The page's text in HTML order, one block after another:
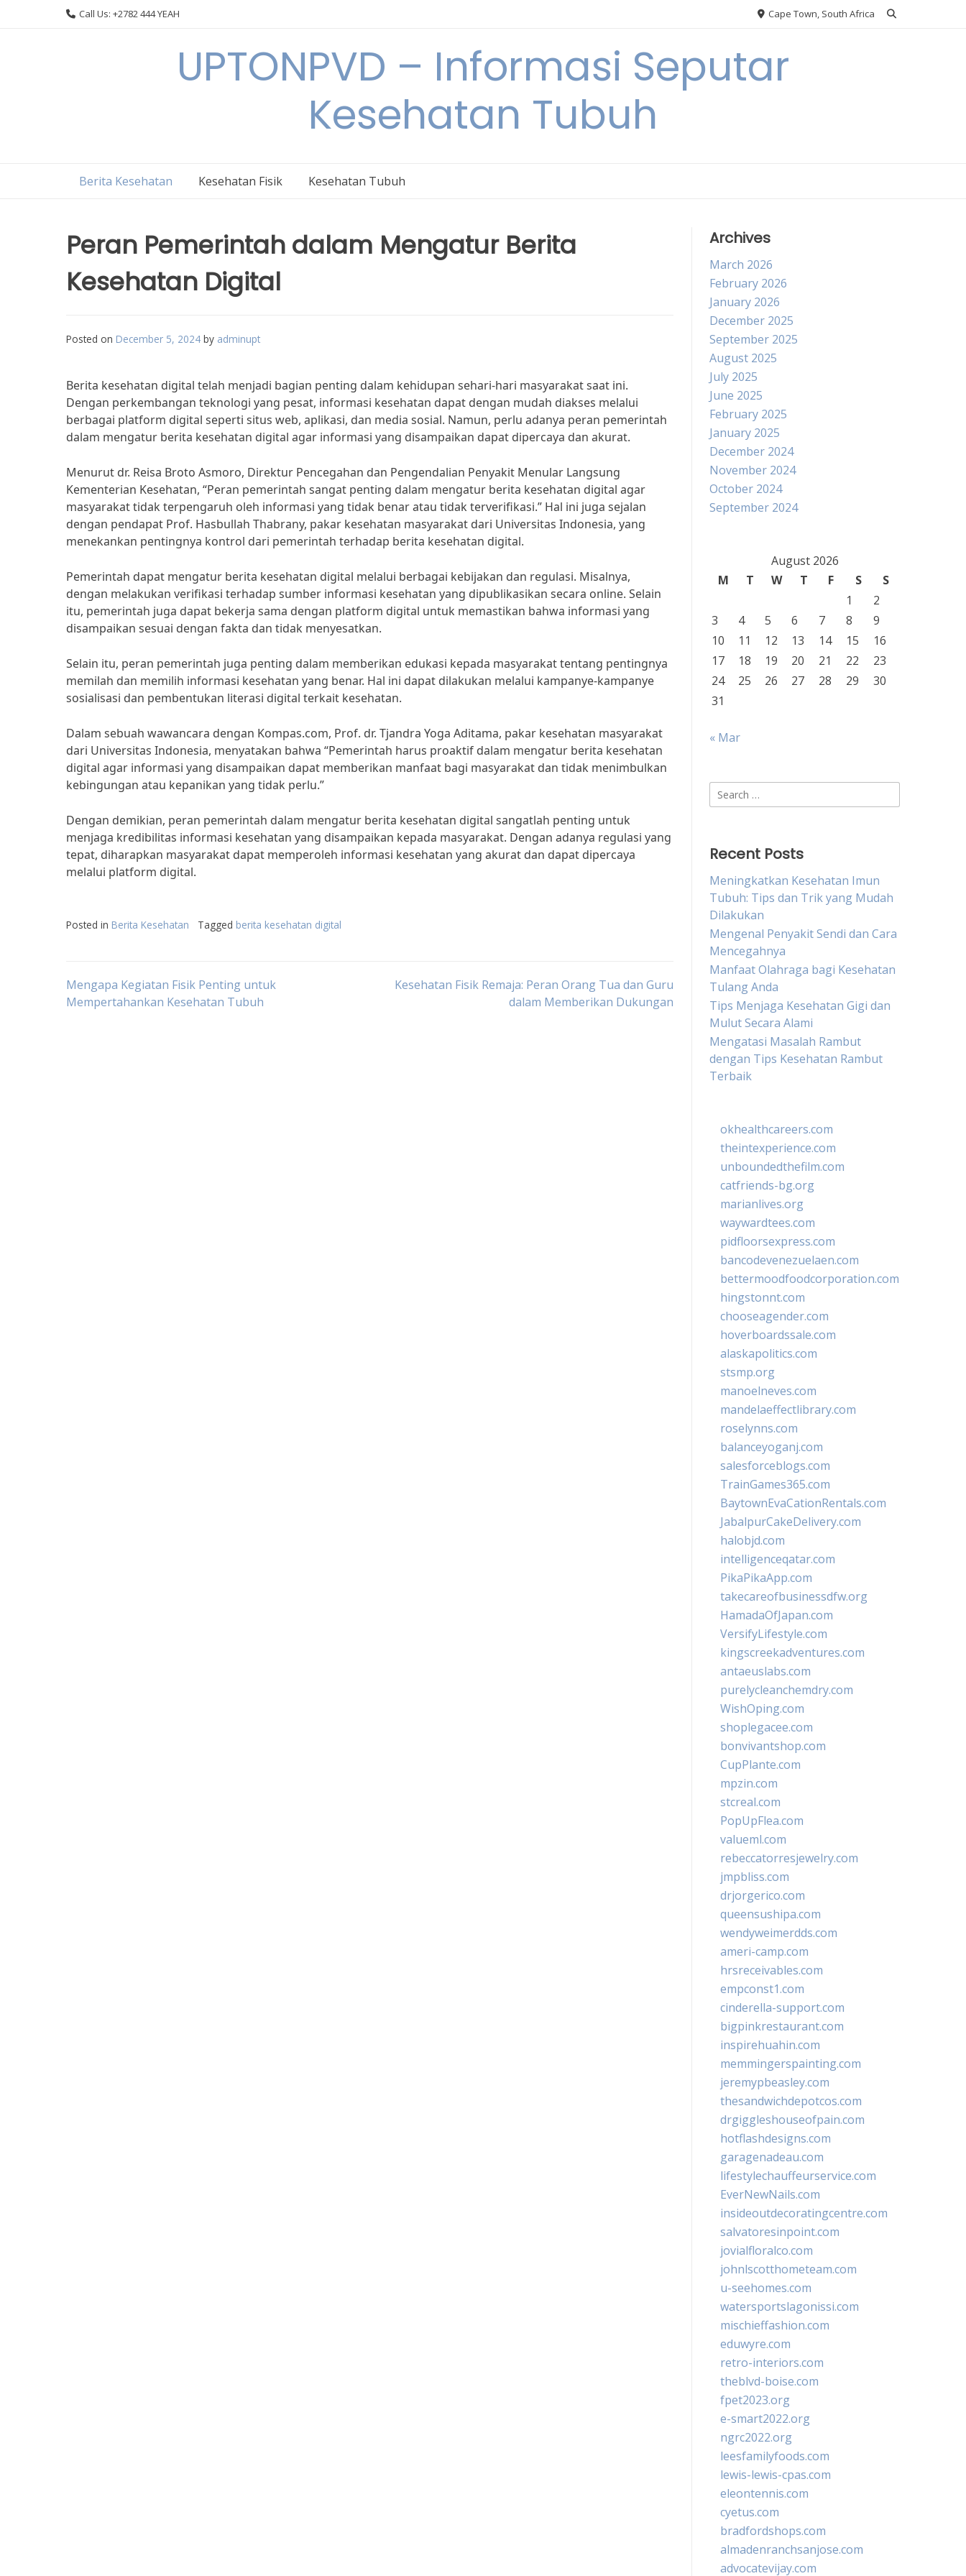
Call Us: +2782 444 YEAH Cape Town, South Africa
UPTONPVD – Informasi Seputar
Kesehatan Tubuh
Berita Kesehatan Kesehatan Fisik Kesehatan Tubuh
Peran Pemerintah dalam Mengatur Berita
Kesehatan Digital
Posted on December 5, 2024 by adminupt
Berita kesehatan digital telah menjadi bagian penting dalam kehidupan sehari-hari masyarakat saat ini.
Dengan perkembangan teknologi yang pesat, informasi kesehatan dapat dengan mudah diakses melalui
berbagai platform digital seperti situs web, aplikasi, dan media sosial. Namun, perlu adanya peran pemerintah
dalam mengatur berita kesehatan digital agar informasi yang disampaikan dapat dipercaya dan akurat.
Menurut dr. Reisa Broto Asmoro, Direktur Pencegahan dan Pengendalian Penyakit Menular Langsung
Kementerian Kesehatan, “Peran pemerintah sangat penting dalam mengatur berita kesehatan digital agar
masyarakat tidak terpengaruh oleh informasi yang tidak benar atau tidak terverifikasi.” Hal ini juga sejalan
dengan pendapat Prof. Hasbullah Thabrany, pakar kesehatan masyarakat dari Universitas Indonesia, yang
menekankan pentingnya kontrol dari pemerintah terhadap berita kesehatan digital.
Pemerintah dapat mengatur berita kesehatan digital melalui berbagai kebijakan dan regulasi. Misalnya,
dengan melakukan verifikasi terhadap sumber informasi kesehatan yang dipublikasikan secara online. Selain
itu, pemerintah juga dapat bekerja sama dengan platform digital untuk memastikan bahwa informasi yang
disampaikan sesuai dengan fakta dan tidak menyesatkan.
Selain itu, peran pemerintah juga penting dalam memberikan edukasi kepada masyarakat tentang pentingnya
memilah dan memilih informasi kesehatan yang benar. Hal ini dapat dilakukan melalui kampanye-kampanye
sosialisasi dan pembentukan literasi digital terkait kesehatan.
Dalam sebuah wawancara dengan Kompas.com, Prof. dr. Tjandra Yoga Aditama, pakar kesehatan masyarakat
dari Universitas Indonesia, menyatakan bahwa “Pemerintah harus proaktif dalam mengatur berita kesehatan
digital agar informasi yang disampaikan dapat memberikan manfaat bagi masyarakat dan tidak menimbulkan
kebingungan atau kepanikan yang tidak perlu.”
Dengan demikian, peran pemerintah dalam mengatur berita kesehatan digital sangatlah penting untuk
menjaga kredibilitas informasi kesehatan yang disampaikan kepada masyarakat. Dengan adanya regulasi yang
tepat, diharapkan masyarakat dapat memperoleh informasi kesehatan yang akurat dan dapat dipercaya
melalui platform digital.
Posted in Berita Kesehatan Tagged berita kesehatan digital
Post
Mengapa Kegiatan Fisik Penting untuk
Mempertahankan Kesehatan Tubuh
Kesehatan Fisik Remaja: Peran Orang Tua dan Guru
dalam Memberikan Dukungan
Archives
March 2026
February 2026
January 2026
December 2025
September 2025
August 2025
July 2025
June 2025
February 2025
January 2025
December 2024
November 2024
October 2024
September 2024
August 2026
M
T W T F S
S
1
2
3
4 5 6 7 8
9
10
11 12 13 14 15
16
17
18 19 20 21 22
23
24
25 26 27 28 29
30
31
« Mar
Search
for:
Recent Posts
Meningkatkan Kesehatan Imun
Tubuh: Tips dan Trik yang Mudah
Dilakukan
Mengenal Penyakit Sendi dan Cara
Mencegahnya
Manfaat Olahraga bagi Kesehatan
Tulang Anda
Tips Menjaga Kesehatan Gigi dan
Mulut Secara Alami
Mengatasi Masalah Rambut
dengan Tips Kesehatan Rambut
Terbaik
okhealthcareers.com
theintexperience.com
unboundedthefilm.com
catfriends-bg.org
marianlives.org
waywardtees.com
pidfloorsexpress.com
bancodevenezuelaen.com
bettermoodfoodcorporation.com
hingstonnt.com
chooseagender.com
hoverboardssale.com
alaskapolitics.com
stsmp.org
manoelneves.com
mandelaeffectlibrary.com
roselynns.com
balanceyoganj.com
salesforceblogs.com
TrainGames365.com
BaytownEvaCationRentals.com
JabalpurCakeDelivery.com
halobjd.com
intelligenceqatar.com
PikaPikaApp.com
takecareofbusinessdfw.org
HamadaOfJapan.com
VersifyLifestyle.com
kingscreekadventures.com
antaeuslabs.com
purelycleanchemdry.com
WishOping.com
shoplegacee.com
bonvivantshop.com
CupPlante.com
mpzin.com
stcreal.com
PopUpFlea.com
valueml.com
rebeccatorresjewelry.com
jmpbliss.com
drjorgerico.com
queensushipa.com
wendyweimerdds.com
ameri-camp.com
hrsreceivables.com
empconst1.com
cinderella-support.com
bigpinkrestaurant.com
inspirehuahin.com
memmingerspainting.com
jeremypbeasley.com
thesandwichdepotcos.com
drgiggleshouseofpain.com
hotflashdesigns.com
garagenadeau.com
lifestylechauffeurservice.com
EverNewNails.com
insideoutdecoratingcentre.com
salvatoresinpoint.com
jovialfloralco.com
johnlscotthometeam.com
u-seehomes.com
watersportslagonissi.com
mischieffashion.com
eduwyre.com
retro-interiors.com
theblvd-boise.com
fpet2023.org
e-smart2022.org
ngrc2022.org
leesfamilyfoods.com
lewis-lewis-cpas.com
eleontennis.com
cyetus.com
bradfordshops.com
almadenranchsanjose.com
advocatevijay.com